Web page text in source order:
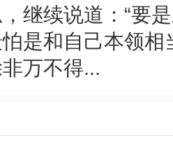
继续说道：“要
是和自己本领
万不得...